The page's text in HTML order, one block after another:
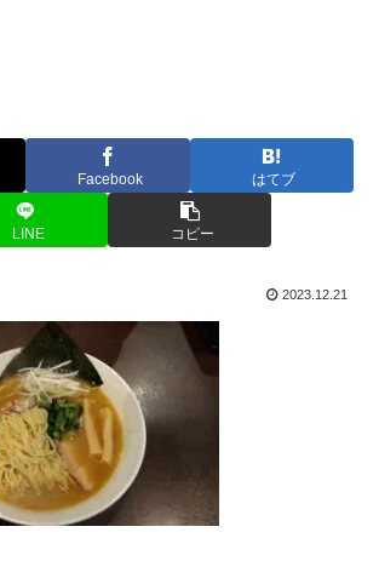
Facebook はてブ
LINE コピー
2023.12.21